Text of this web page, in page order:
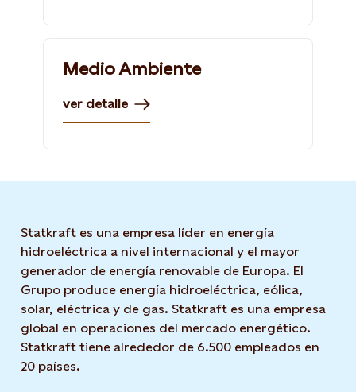
Medio Ambiente
ver detalle
Statkraft es una empresa líder en energía
hidroeléctrica a nivel internacional y el mayor
generador de energía renovable de Europa. El
Grupo produce energía hidroeléctrica, eólica,
solar, eléctrica y de gas. Statkraft es una empresa
global en operaciones del mercado energético.
Statkraft tiene alrededor de 6.500 empleados en
20 países.